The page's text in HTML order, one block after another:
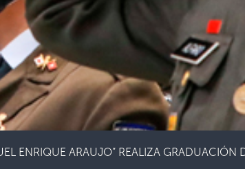
ENRIQUE ARAUJO” REALIZA GRADUACIÓN